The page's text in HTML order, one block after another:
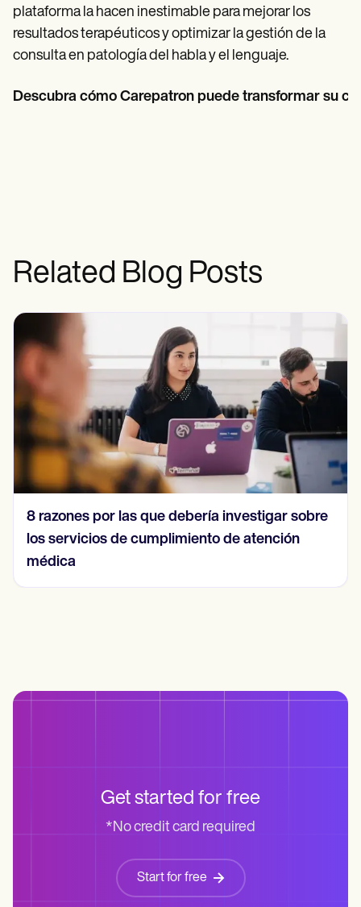
plataforma la hacen inestimable para mejorar los
resultados terapéuticos y optimizar la gestión de la
consulta en patología del habla y el lenguaje.
Descubra cómo Carepatron puede transformar su
Related Blog Posts
Una guía completa sobre la etiqueta de
comunicación en telesalud
Get started for free
*No credit card required
Start for free